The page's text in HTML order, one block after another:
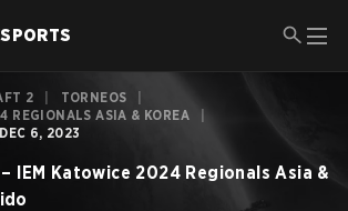
2 TORNEOS
REGIONALS ASIA & KOREA
6, 2023
– IEM Katowice 2024 Regionals Asia &